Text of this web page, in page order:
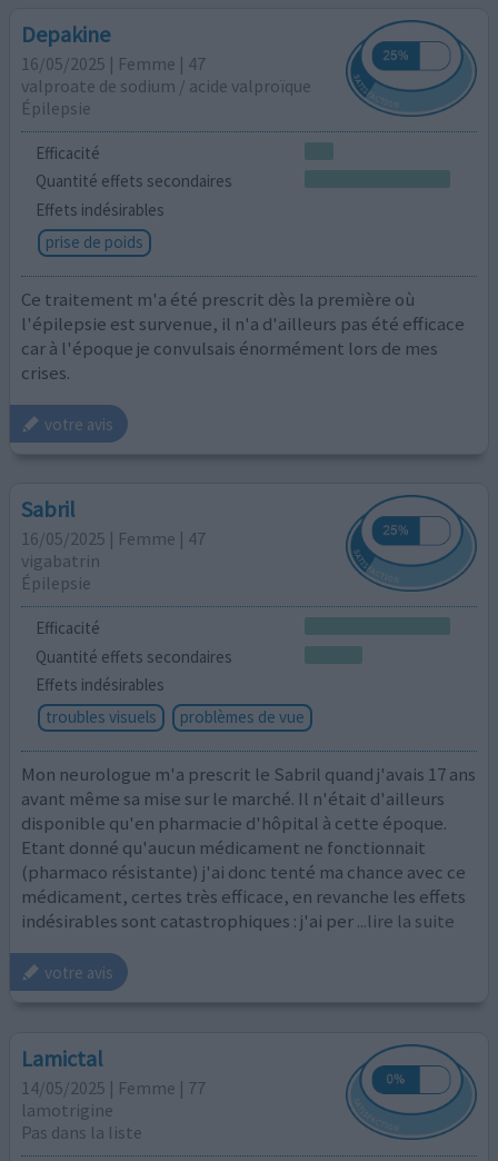
Depakine
16/05/2025 | Femme | 47
valproate de sodium / acide valproïque
Épilepsie
Efficacité
Quantité effets secondaires
Effets indésirables
prise de poids
Ce traitement m'a été prescrit dès la première où
l'épilepsie est survenue, il n'a d'ailleurs pas été efficace
car à l'époque je convulsais énormément lors de mes
crises.
votre avis
Sabril
16/05/2025 | Femme | 47
vigabatrin
Épilepsie
Efficacité
Quantité effets secondaires
Effets indésirables
troubles visuels
problèmes de vue
Mon neurologue m'a prescrit le Sabril quand j'avais 17 ans
avant même sa mise sur le marché. Il n'était d'ailleurs
disponible qu'en pharmacie d'hôpital à cette époque.
Etant donné qu'aucun médicament ne fonctionnait
(pharmaco résistante) j'ai donc tenté ma chance avec ce
médicament, certes très efficace, en revanche les effets
indésirables sont catastrophiques : j'ai per...lire la suite
votre avis
Lamictal
14/05/2025 | Femme | 77
lamotrigine
Pas dans la liste